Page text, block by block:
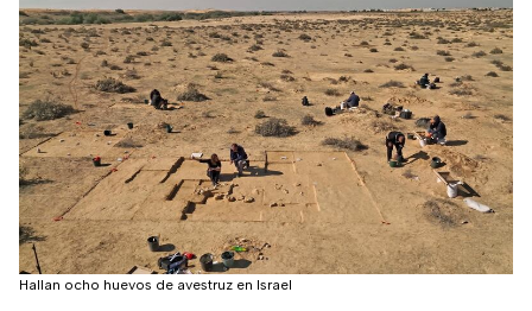
Hallan ocho huevos de avestruz en Israel